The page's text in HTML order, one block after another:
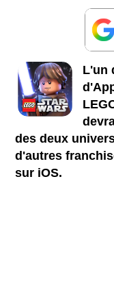
L'un
des deux
d'autres
sur iOS.